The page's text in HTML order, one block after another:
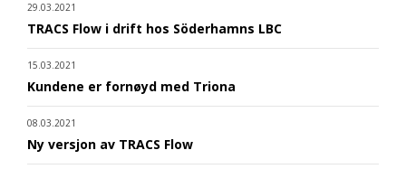
29.03.2021
TRACS Flow i drift hos Söderhamns LBC
15.03.2021
Kundene er fornøyd med Triona
08.03.2021
Ny versjon av TRACS Flow